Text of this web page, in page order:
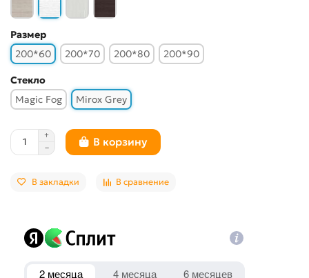
Размер
200*60
200*70 200*80 200*90
Стекло
Magic Fog
Mirox Grey
В корзину
В закладки В сравнение